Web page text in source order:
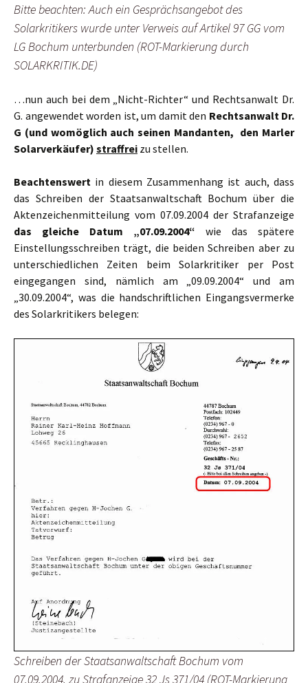
Bitte beachten: Auch ein Gesprächsangebot des
Solarkritikers wurde unter Verweis auf Artikel 97 GG vom
LG Bochum unterbunden (ROT-Markierung durch
SOLARKRITIK.DE)
…nun auch bei dem „Nicht-Richter“ und Rechtsanwalt Dr.
G. angewendet worden ist, um damit den Rechtsanwalt Dr.
G (und womöglich auch seinen Mandanten, den Marler
Solarverkäufer) straffrei zu stellen.
Beachtenswert in diesem Zusammenhang ist auch, dass
das Schreiben der Staatsanwaltschaft Bochum über die
Aktenzeichenmitteilung vom 07.09.2004 der Strafanzeige
das gleiche Datum „07.09.2004“ wie das spätere
Einstellungsschreiben trägt, die beiden Schreiben aber zu
unterschiedlichen Zeiten beim Solarkritiker per Post
eingegangen sind, nämlich am „09.09.2004“ und am
„30.09.2004“, was die handschriftlichen Eingangsvermerke
des Solarkritikers belegen:
Schreiben der Staatsanwaltschaft Bochum vom
07.09.2004, zu Strafanzeige 32 Js 371/04 (ROT-Markierung